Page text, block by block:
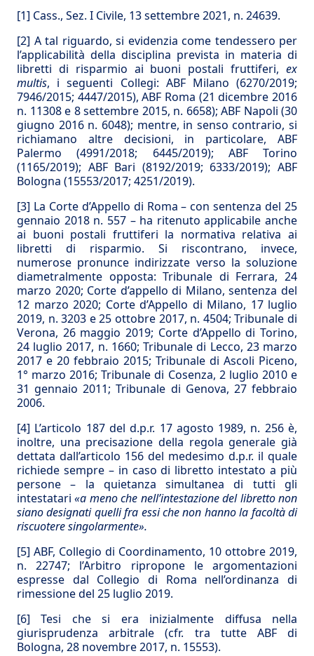
[1] Cass., Sez. I Civile, 13 settembre 2021, n. 24639.
[2] A tal riguardo, si evidenzia come tendessero per
l’applicabilità della disciplina prevista in materia di
libretti di risparmio ai buoni postali fruttiferi, ex
multis, i seguenti Collegi: ABF Milano (6270/2019;
7946/2015; 4447/2015), ABF Roma (21 dicembre 2016
n. 11308 e 8 settembre 2015, n. 6658); ABF Napoli (30
giugno 2016 n. 6048); mentre, in senso contrario, si
richiamano altre decisioni, in particolare, ABF
Palermo (4991/2018; 6445/2019); ABF Torino
(1165/2019); ABF Bari (8192/2019; 6333/2019); ABF
Bologna (15553/2017; 4251/2019).
[3] La Corte d’Appello di Roma – con sentenza del 25
gennaio 2018 n. 557 – ha ritenuto applicabile anche
ai buoni postali fruttiferi la normativa relativa ai
libretti di risparmio. Si riscontrano, invece,
numerose pronunce indirizzate verso la soluzione
diametralmente opposta: Tribunale di Ferrara, 24
marzo 2020; Corte d’appello di Milano, sentenza del
12 marzo 2020; Corte d’Appello di Milano, 17 luglio
2019, n. 3203 e 25 ottobre 2017, n. 4504; Tribunale di
Verona, 26 maggio 2019; Corte d’Appello di Torino,
24 luglio 2017, n. 1660; Tribunale di Lecco, 23 marzo
2017 e 20 febbraio 2015; Tribunale di Ascoli Piceno,
1° marzo 2016; Tribunale di Cosenza, 2 luglio 2010 e
31 gennaio 2011; Tribunale di Genova, 27 febbraio
2006.
[4] L’articolo 187 del d.p.r. 17 agosto 1989, n. 256 è,
inoltre, una precisazione della regola generale già
dettata dall’articolo 156 del medesimo d.p.r. il quale
richiede sempre – in caso di libretto intestato a più
persone – la quietanza simultanea di tutti gli
intestatari«a meno che nell’intestazione del libretto non
siano designati quelli fra essi che non hanno la facoltà di
riscuotere singolarmente».
[5] ABF, Collegio di Coordinamento, 10 ottobre 2019,
n. 22747; l’Arbitro ripropone le argomentazioni
espresse dal Collegio di Roma nell’ordinanza di
rimessione del 25 luglio 2019.
[6] Tesi che si era inizialmente diffusa nella
giurisprudenza arbitrale (cfr. tra tutte ABF di
Bologna, 28 novembre 2017, n. 15553).